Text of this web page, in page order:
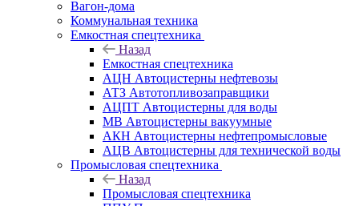
Вагон-дома
Коммунальная техника
Емкостная спецтехника
Назад
Емкостная спецтехника
АЦН Автоцистерны нефтевозы
АТЗ Автотопливозаправщики
АЦПТ Автоцистерны для воды
МВ Автоцистерны вакуумные
АКН Автоцистерны нефтепромысловые
АЦВ Автоцистерны для технической воды
Промысловая спецтехника
Назад
Промысловая спецтехника